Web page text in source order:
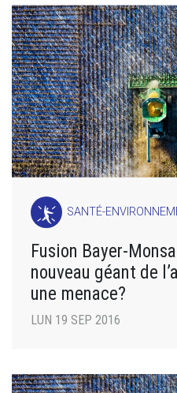
SANTÉ-
Fusion Bayer-
nouveau géant de
une menace?
LUN 19 SEP 2016